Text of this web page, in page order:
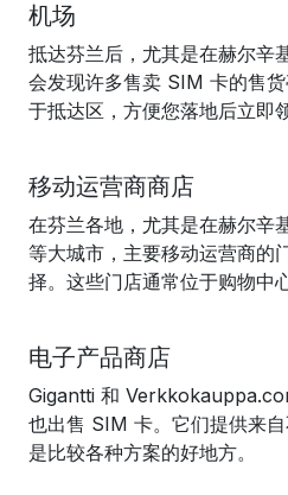
机场
抵达芬兰后，尤其是在赫尔辛
会发现许多售卖 SIM 卡的售
于抵达区，方便您落地后立即
移动运营商商店
在芬兰各地，尤其是在赫尔辛
等大城市，主要移动运营商的
择。这些门店通常位于购物中
电子产品商店
Gigantti 和
也出售 SIM 卡。它们提供来自
是比较各种方案的好地方。